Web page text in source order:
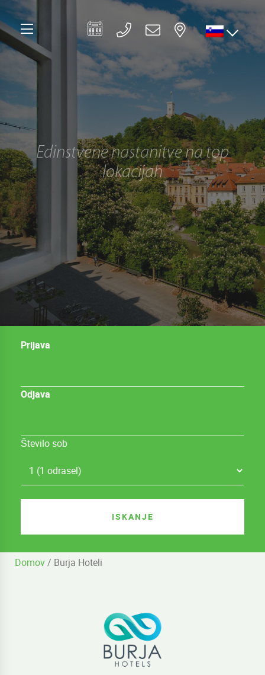
Edinstvene nastanitve na top
lokacijah
Prijava
Odjava
Število sob
Domov/ Burja Hoteli